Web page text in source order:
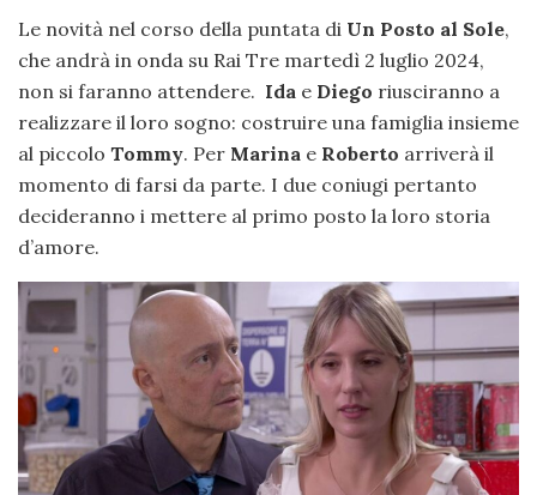
Le novità nel corso della puntata di Un Posto al Sole,
che andrà in onda su Rai Tre martedì 2 luglio 2024,
non si faranno attendere. Ida e Diego riusciranno a
realizzare il loro sogno: costruire una famiglia insieme
al piccolo Tommy. Per Marina e Roberto arriverà il
momento di farsi da parte. I due coniugi pertanto
decideranno i mettere al primo posto la loro storia
d’amore.